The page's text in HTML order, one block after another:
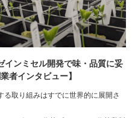
ンミセル開発で味・品質に妥
者インタビュー】
取り組みはすでに世界的に展開さ